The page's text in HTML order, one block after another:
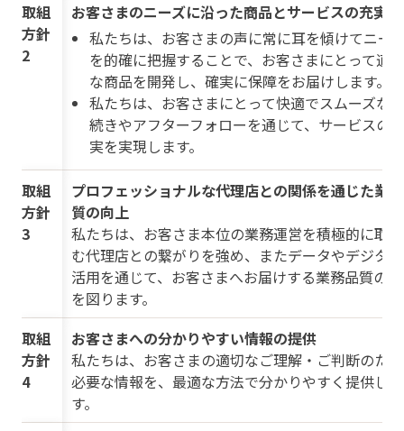
取組
方針
2
お客さまのニーズに沿った商品とサービスの充実
私たちは、お客さまの声に常に耳を傾けてニー
を的確に把握することで、お客さまにとって適切
な商品を開発し、確実に保障をお届けします。
私たちは、お客さまにとって快適でスムーズな手
続きやアフターフォローを通じて、サービスの充
実を実現します。
取組
方針
3
プロフェッショナルな代理店との関係を通じた業
質の向上
私たちは、お客さま本位の業務運営を積極的に取
む代理店との繋がりを強め、またデータやデジタ
活用を通じて、お客さまへお届けする業務品質の
を図ります。
取組
方針
4
お客さまへの分かりやすい情報の提供
私たちは、お客さまの適切なご理解・ご判断のた
必要な情報を、最適な方法で分かりやすく提供しま
す。